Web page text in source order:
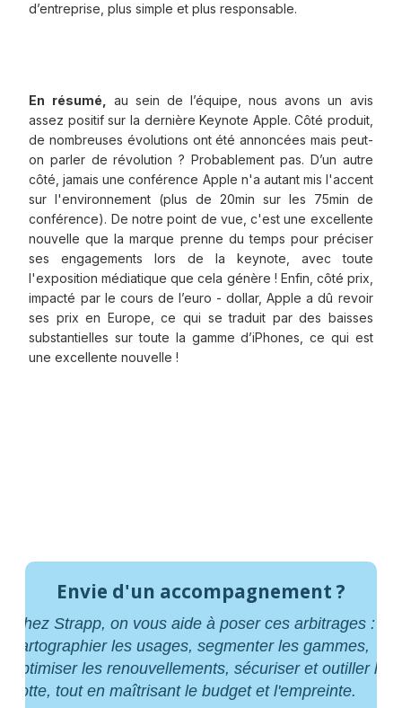
d’entreprise, plus simple et plus responsable.
En résumé,
au sein de l’équipe, nous avons un avis
assez positif sur la dernière Keynote Apple. Côté produit,
de nombreuses évolutions ont été annoncées mais peut-
on parler de révolution ? Probablement pas. D’un autre
côté, jamais une conférence Apple n'a autant mis l'accent
sur l'environnement (plus de 20min sur les 75min de
conférence). De notre point de vue, c'est une excellente
nouvelle que la marque prenne du temps pour préciser
ses engagements lors de la keynote, avec toute
l'exposition médiatique que cela génère ! Enfin, côté prix,
impacté par le cours de l’euro - dollar, Apple a dû revoir
ses prix en Europe, ce qui se traduit par des baisses
substantielles sur toute la gamme d’iPhones, ce qui est
une excellente nouvelle !
Envie d'un accompagnement ?
Chez Strapp, on vous aide à poser ces arbitrages :
cartographier les usages, segmenter les gammes,
optimiser les renouvellements, sécuriser et outiller la
flotte, tout en maîtrisant le budget et l'empreinte.